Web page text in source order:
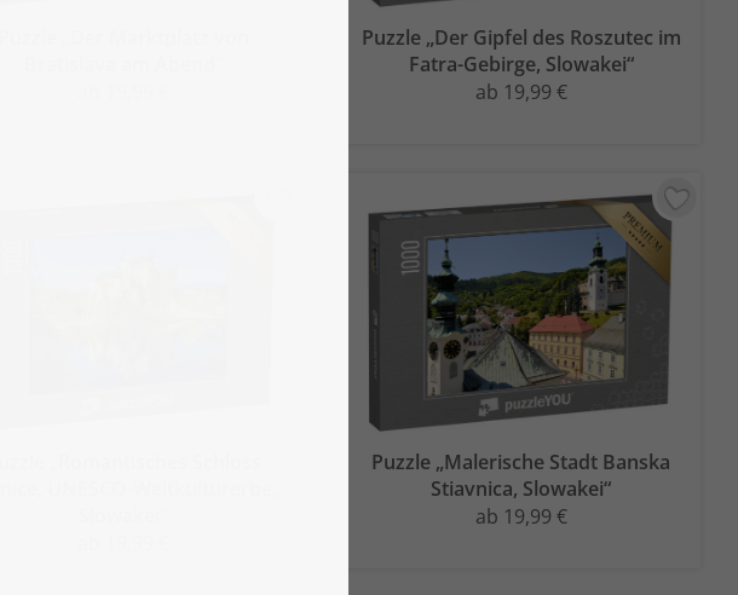
Puzzle „Der Gipfel des Roszutec im
Fatra-Gebirge, Slowakei“
ab 19,99 €
Puzzle „Malerische Stadt Banska
Stiavnica, Slowakei“
ab 19,99 €